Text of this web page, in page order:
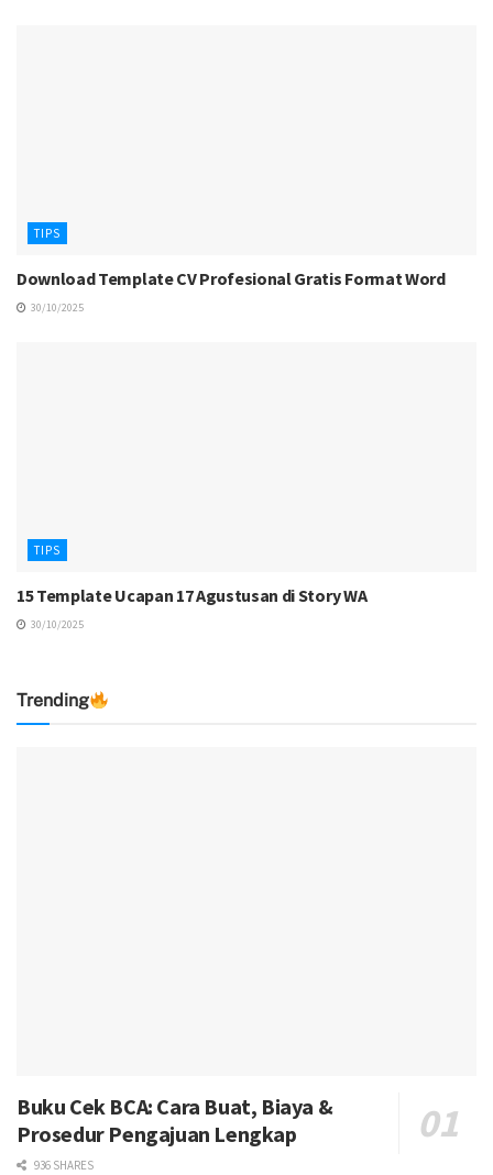
TIPS
Download Template CV Profesional Gratis Format Word
30/10/2025
TIPS
15 Template Ucapan 17 Agustusan di Story WA
30/10/2025
Trending
Buku Cek BCA: Cara Buat, Biaya &
Prosedur Pengajuan Lengkap
936 SHARES